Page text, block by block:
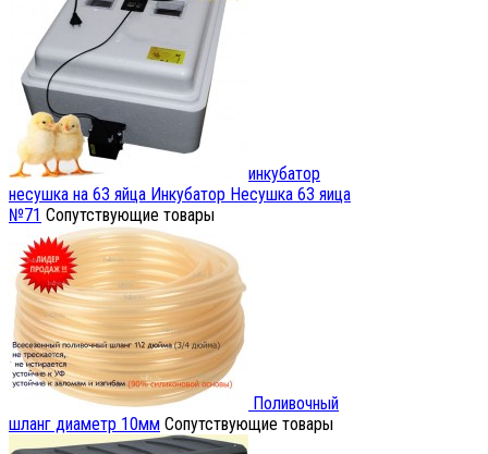
инкубатор
несушка на 63 яйца Инкубатор Несушка 63 яица
№71 Сопутствующие товары
Поливочный
шланг диаметр 10мм Сопутствующие товары